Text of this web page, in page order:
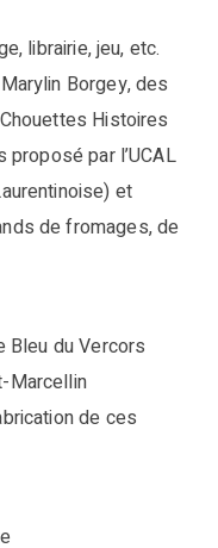
librairie, jeu, etc.
Borgey, des
Histoires
par l’UCAL
et
de fromages, de
Bleu du Vercors
Marcellin
de ces